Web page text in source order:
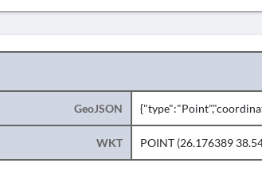
GeoJSON
WKT POINT (26.176389